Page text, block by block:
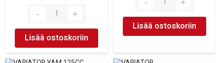
Lisää ostoskoriin
Lisää ostoskoriin